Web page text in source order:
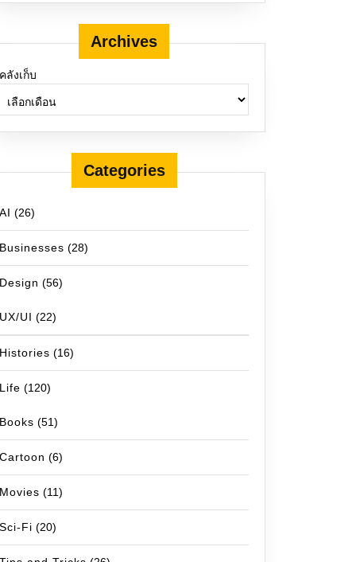
วินาที)")
Archives
คลังเก็บ
Categories
AI (26)
Businesses (28)
Design (56)
UX/UI (22)
Histories (16)
Life (120)
Books (51)
Cartoon (6)
Movies (11)
Sci-Fi (20)